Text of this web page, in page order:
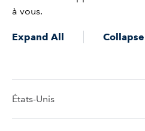
à vous.
Expand All Collapse
États-Unis